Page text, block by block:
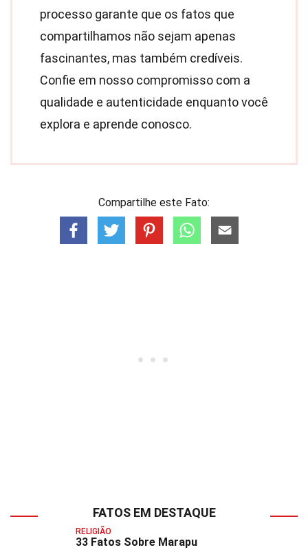
processo garante que os fatos que
compartilhamos não sejam apenas
fascinantes, mas também credíveis.
Confie em nosso compromisso com a
qualidade e autenticidade enquanto você
explora e aprende conosco.
Compartilhe este Fato:
FATOS EM DESTAQUE
RELIGIÃO
33 Fatos Sobre Marapu